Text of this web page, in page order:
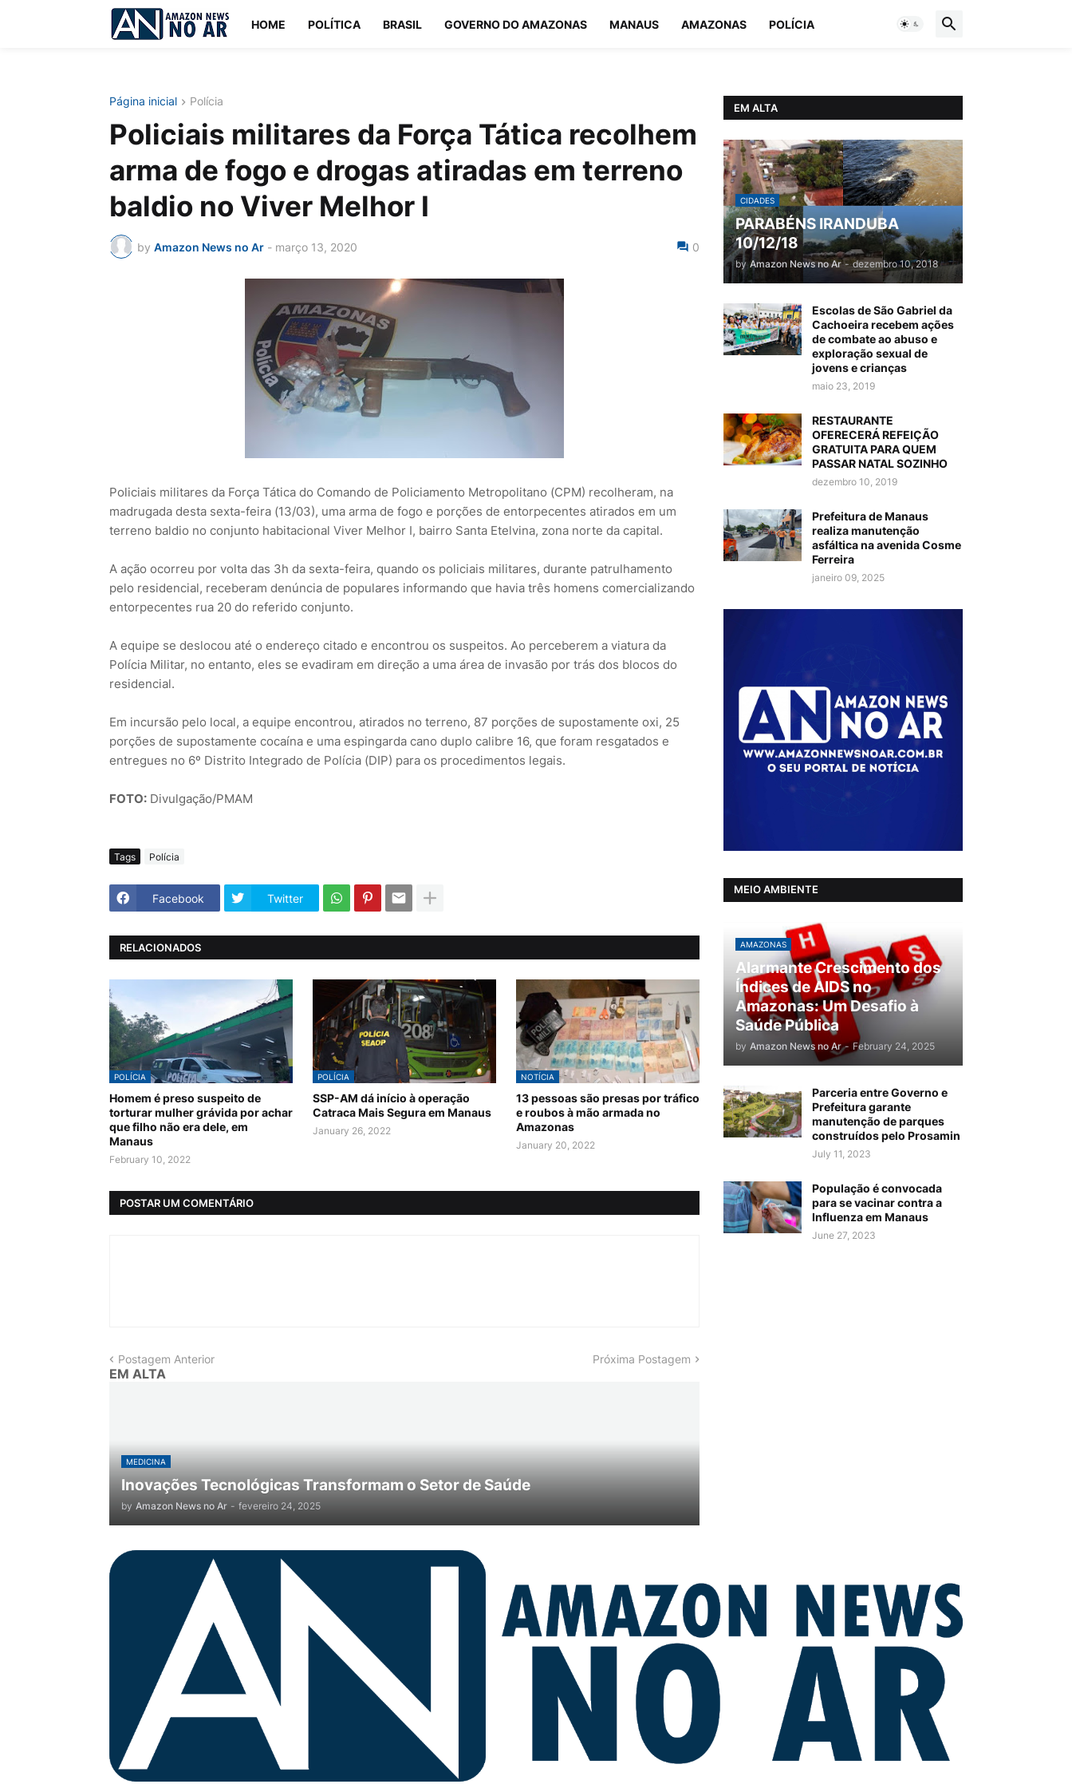
HOME POLÍTICA BRASIL GOVERNO DO AMAZONAS MANAUS AMAZONAS POLÍCIA
Página inicial Polícia
Policiais militares da Força Tática recolhem
arma de fogo e drogas atiradas em terreno
baldio no Viver Melhor I
by Amazon News no Ar - março 13, 2020 0
Policiais militares da Força Tática do Comando de Policiamento Metropolitano (CPM) recolheram, na
madrugada desta sexta-feira (13/03), uma arma de fogo e porções de entorpecentes atirados em um
terreno baldio no conjunto habitacional Viver Melhor I, bairro Santa Etelvina, zona norte da capital.
A ação ocorreu por volta das 3h da sexta-feira, quando os policiais militares, durante patrulhamento
pelo residencial, receberam denúncia de populares informando que havia três homens comercializando
entorpecentes rua 20 do referido conjunto.
A equipe se deslocou até o endereço citado e encontrou os suspeitos. Ao perceberem a viatura da
Polícia Militar, no entanto, eles se evadiram em direção a uma área de invasão por trás dos blocos do
residencial.
Em incursão pelo local, a equipe encontrou, atirados no terreno, 87 porções de supostamente oxi, 25
porções de supostamente cocaína e uma espingarda cano duplo calibre 16, que foram resgatados e
entregues no 6º Distrito Integrado de Polícia (DIP) para os procedimentos legais.
FOTO: Divulgação/PMAM
Tags Polícia
Facebook Twitter
RELACIONADOS
POLÍCIA
Homem é preso suspeito de
torturar mulher grávida por achar
que filho não era dele, em
Manaus
February 10, 2022
POLÍCIA
SSP-AM dá início à operação
Catraca Mais Segura em Manaus
January 26, 2022
NOTÍCIA
13 pessoas são presas por tráfico
e roubos à mão armada no
Amazonas
January 20, 2022
POSTAR UM COMENTÁRIO
Postagem Anterior Próxima Postagem
EM ALTA
MEDICINA
Inovações Tecnológicas Transformam o Setor de Saúde
by Amazon News no Ar - fevereiro 24, 2025
EM ALTA
CIDADES
PARABÉNS IRANDUBA
10/12/18
by Amazon News no Ar - dezembro 10, 2018
Escolas de São Gabriel da
Cachoeira recebem ações
de combate ao abuso e
exploração sexual de
jovens e crianças
maio 23, 2019
RESTAURANTE
OFERECERÁ REFEIÇÃO
GRATUITA PARA QUEM
PASSAR NATAL SOZINHO
dezembro 10, 2019
Prefeitura de Manaus
realiza manutenção
asfáltica na avenida Cosme
Ferreira
janeiro 09, 2025
MEIO AMBIENTE
AMAZONAS
Alarmante Crescimento dos
Índices de AIDS no
Amazonas: Um Desafio à
Saúde Pública
by Amazon News no Ar - February 24, 2025
Parceria entre Governo e
Prefeitura garante
manutenção de parques
construídos pelo Prosamin
July 11, 2023
População é convocada
para se vacinar contra a
Influenza em Manaus
June 27, 2023